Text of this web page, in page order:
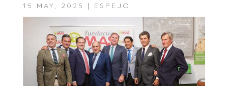
15 MAY, 2025 | ESPEJO